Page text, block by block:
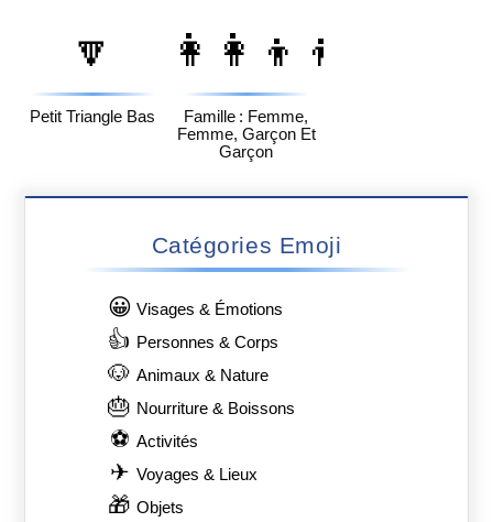
🔽
Petit Triangle Bas
👩‍👩‍👦‍👦
Famille : Femme,
Femme, Garçon Et
Garçon
Catégories Emoji
😀 Visages & Émotions
👍 Personnes & Corps
🐶 Animaux & Nature
🎂 Nourriture & Boissons
⚽ Activités
✈ Voyages & Lieux
🎁 Objets